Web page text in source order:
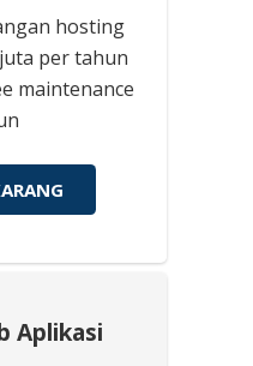
hosting
per tahun
maintenance
Aplikasi